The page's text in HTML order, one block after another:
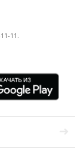
11-11.